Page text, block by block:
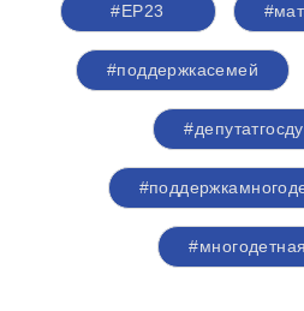
#ЕР23
#поддержкасемей